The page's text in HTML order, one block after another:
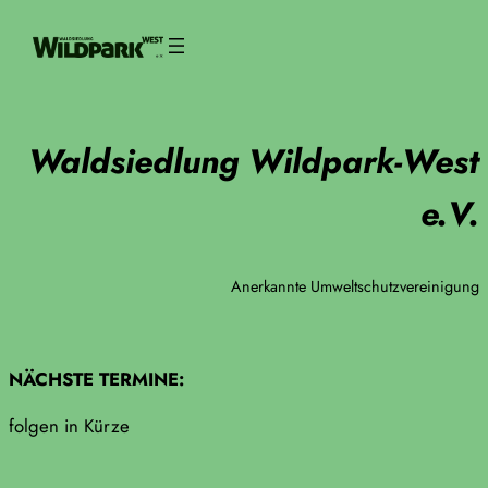
Inhalt
Waldsiedlung Wildpark-West
e.V.
Anerkannte Umweltschutzvereinigung
NÄCHSTE TERMINE:
folgen in Kürze